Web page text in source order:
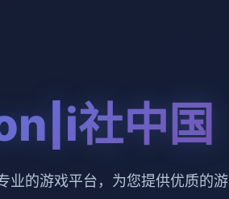
社中国
业的游戏平台，为您提供优质的游